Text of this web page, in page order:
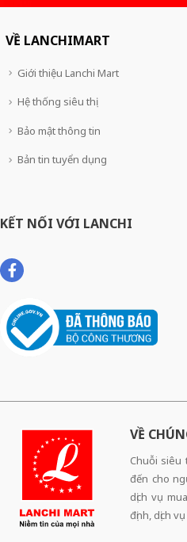
VỀ LANCHIMART
Giới thiệu Lanchi Mart
Hệ thống siêu thị
Bảo mật thông tin
Bản tin tuyển dụng
KẾT NỐI VỚI LANCHI
VỀ
Chuỗi siêu
đến cho
dịch vụ
định, dịch